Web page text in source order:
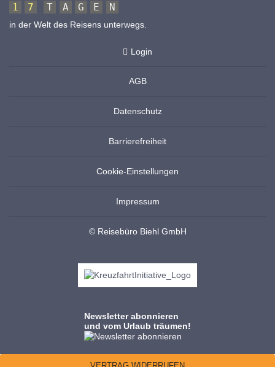
1
7 T A G E N
in der Welt des Reisens unterwegs.
Login
AGB
Datenschutz
Barrierefreiheit
Cookie-Einstellungen
Impressum
© Reisebüro Biehl GmbH
Newsletter abonnieren
und vom Urlaub träumen!